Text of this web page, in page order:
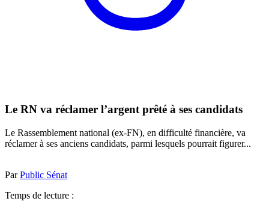
Le RN va réclamer l’argent prêté à ses candidats
Le Rassemblement national (ex-FN), en difficulté financière, va
réclamer à ses anciens candidats, parmi lesquels pourrait figurer...
ParPublic Sénat
Temps de lecture :